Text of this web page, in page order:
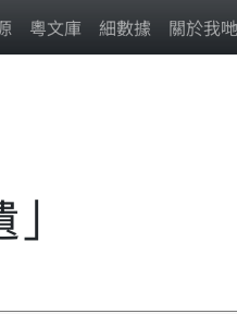
粵文庫 細數據 關於我哋